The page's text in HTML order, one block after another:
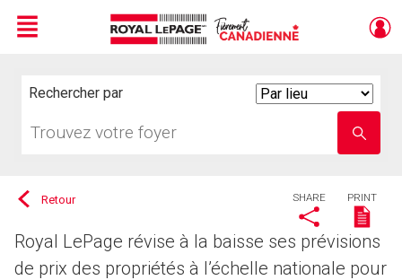
Menu
Rechercher par
votre
nom
Retour
SHARE PRINT
Royal LePage révise à la baisse ses prévisions
de prix des propriétés à l’échelle nationale pour